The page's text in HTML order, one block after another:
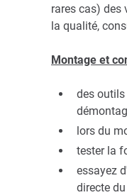
rares cas) des
la qualité,
Montage et
des outils
lors du
tester la
essayez
directe